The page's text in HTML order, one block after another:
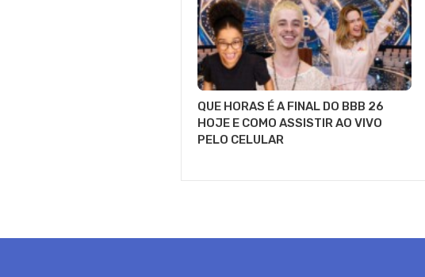
QUE HORAS É A FINAL DO BBB 26
HOJE E COMO ASSISTIR AO VIVO
PELO CELULAR